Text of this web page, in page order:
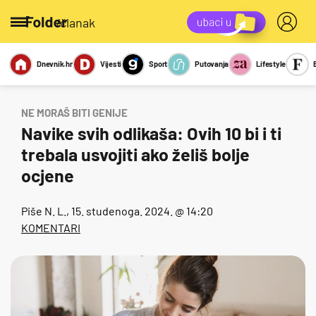
/članak
Miks Kviz
Report
Sexy
Dnevnik.hr Vijesti Sport Putovanja Lifestyle
NE MORAŠ BITI GENIJE
Navike svih odlikaša: Ovih 10 bi i ti
trebala usvojiti ako želiš bolje
ocjene
Piše N. L. , 15. studenoga. 2024. @ 14:20
KOMENTARI